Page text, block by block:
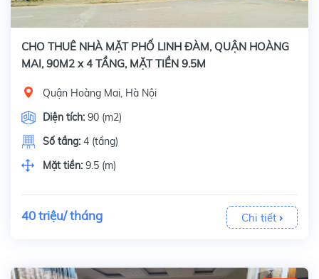
CHO THUÊ NHÀ MẶT PHỐ LINH ĐÀM, QUẬN HOÀNG
MAI, 90M2 x 4 TẦNG, MẶT TIỀN 9.5M
Quận Hoàng Mai, Hà Nội
Diện tích: 90 (m2)
Số tầng: 4 (tầng)
Mặt tiền: 9.5 (m)
40 triệu/ tháng Chi tiết